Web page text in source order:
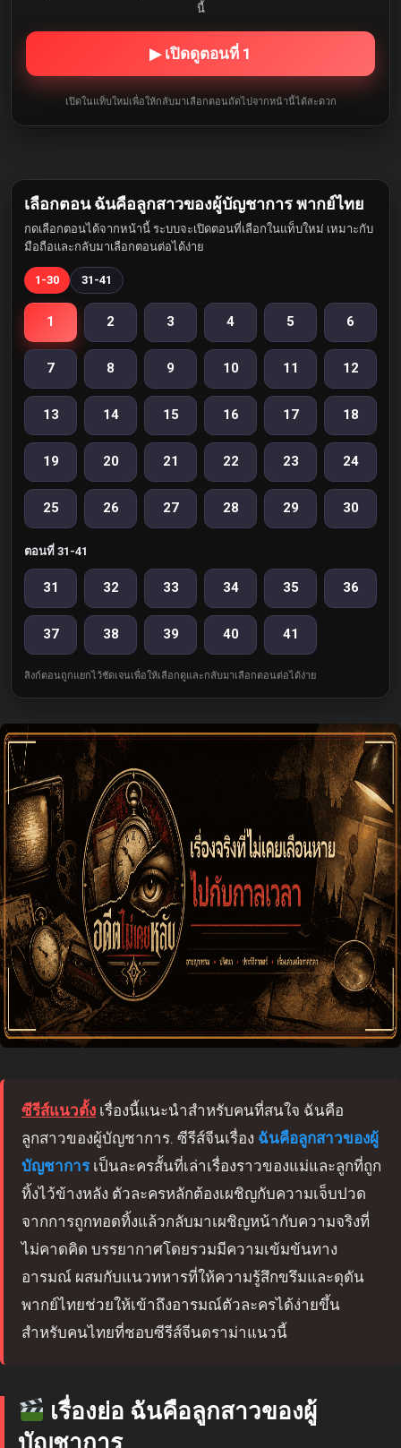
นี้
▶ เปิดดูตอนที่ 1
เปิดในแท็บใหม่เพื่อให้กลับมาเลือกตอนถัดไปจากหน้านี้ได้สะดวก
เลือกตอน ฉันคือลูกสาวของผู้บัญชาการ พากย์ไทย
กดเลือกตอนได้จากหน้านี้ ระบบจะเปิดตอนที่เลือกในแท็บใหม่ เหมาะกับ
มือถือและกลับมาเลือกตอนต่อได้ง่าย
1-30 31-41
1 2 3 4 5 6
7 8 9 10 11 12
13 14 15 16 17 18
19 20 21 22 23 24
25 26 27 28 29 30
ตอนที่ 31-41
31 32 33 34 35 36
37 38 39 40 41
ลิงก์ตอนถูกแยกไว้ชัดเจนเพื่อให้เลือกดูและกลับมาเลือกตอนต่อได้ง่าย
ซีรีส์แนวตั้ง เรื่องนี้แนะนำสำหรับคนที่สนใจ ฉันคือ
ลูกสาวของผู้บัญชาการ. ซีรีส์จีนเรื่อง ฉันคือลูกสาวของผู้
บัญชาการเป็นละครสั้นที่เล่าเรื่องราวของแม่และลูกที่ถูก
ทิ้งไว้ข้างหลัง ตัวละครหลักต้องเผชิญกับความเจ็บปวด
จากการถูกทอดทิ้งแล้วกลับมาเผชิญหน้ากับความจริงที่
ไม่คาดคิด บรรยากาศโดยรวมมีความเข้มข้นทาง
อารมณ์ ผสมกับแนวทหารที่ให้ความรู้สึกขรึมและดุดัน
พากย์ไทยช่วยให้เข้าถึงอารมณ์ตัวละครได้ง่ายขึ้น
สำหรับคนไทยที่ชอบซีรีส์จีนดราม่าแนวนี้
เรื่องย่อ ฉันคือลูกสาวของผู้
บัญชาการ